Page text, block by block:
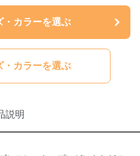
・カラーを選ぶ
・カラーを選ぶ
説明